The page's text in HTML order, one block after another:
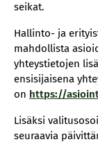
seikat.
Hallinto- ja
mahdollista
yhteystietojen
ensisijaisena
on https://
Lisäksi
seuraavia